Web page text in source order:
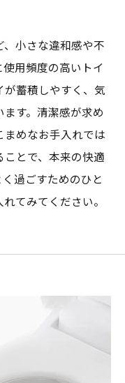
小さな違和感や不
用頻度の高いトイ
が蓄積しやすく、気
す。清潔感が求め
まめなお手入れでは
とで、本来の快適
過ごすためのひと
てみてください。